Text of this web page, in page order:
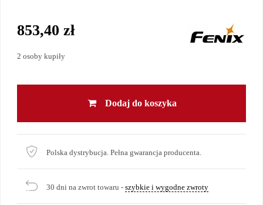
853,40 zł
2 osoby kupiły
Dodaj do koszyka
Polska dystrybucja. Pełna gwarancja producenta.
30 dni na zwrot towaru - szybkie i wygodne zwroty